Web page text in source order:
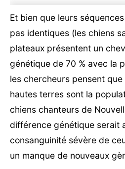
Et bien que leurs
pas identiques (les chiens
plateaux présentent un
génétique de 70 % avec la
les chercheurs pensent
hautes terres sont la
chiens chanteurs de
différence génétique serait
consanguinité sévère de
un manque de nouveaux